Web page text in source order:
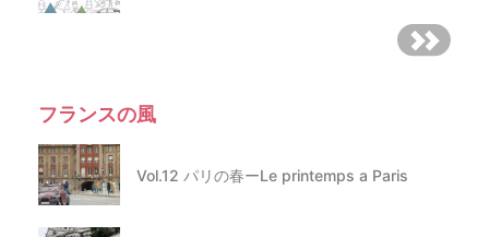
フランスの風
Vol.12 パリの春ーLe printemps a Paris